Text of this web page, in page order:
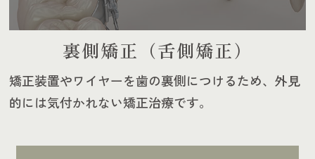
裏側矯正（舌側矯正）
矯正装置やワイヤーを歯の裏側につけるため、外見
的には気付かれない矯正治療です。